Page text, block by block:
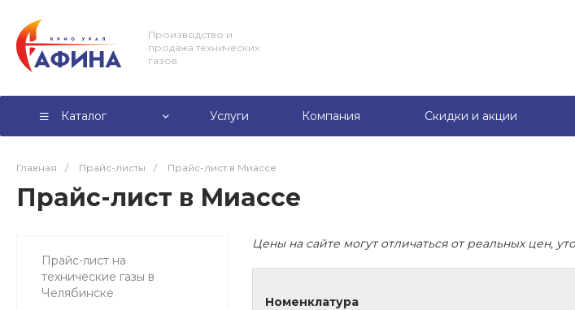
Производство и
продажа технических
газов
Каталог Услуги Компания Скидки и акции
Главная / Прайс-листы / Прайс-лист в Миассе
Прайс-лист в Миассе
Прайс-лист на
технические газы в
Челябинске
Цены на сайте могут отличаться от реальных цен,
Номенклатура